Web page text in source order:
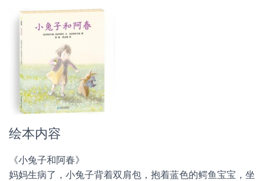
绘本内容
《小兔子和阿春》
妈妈生病了，小兔子背着双肩包，抱着蓝色的鳄鱼宝宝，坐